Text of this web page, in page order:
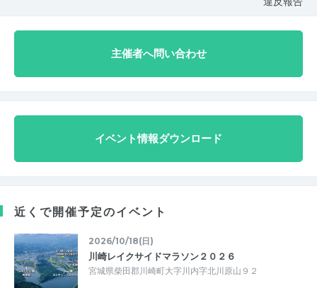
主催者へ問い合わせ
イベント情報ダウンロード
近くで開催予定のイベント
2026/10/18(日)
川崎レイクサイドマラソン２０２６
宮城県柴田郡川崎町大字川内字北川原山９２